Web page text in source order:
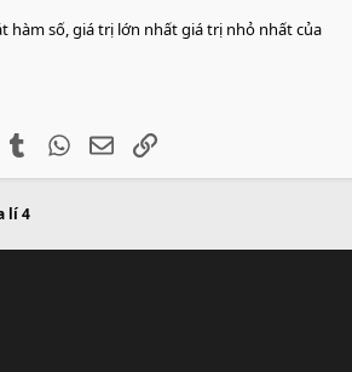
hàm số, giá trị lớn nhất giá trị nhỏ nhất của
Tumblr WhatsApp
EmailLink
lí 4